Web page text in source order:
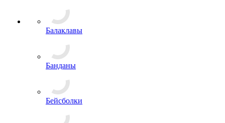
Балаклавы
Банданы
Бейсболки